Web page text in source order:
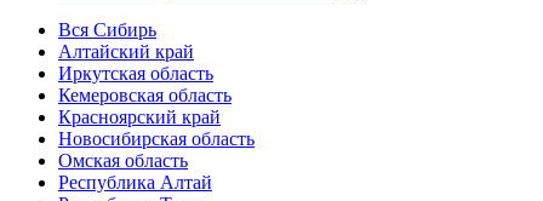
Вся Сибирь
Алтайский край
Иркутская область
Кемеровская область
Красноярский край
Новосибирская область
Омская область
Республика Алтай